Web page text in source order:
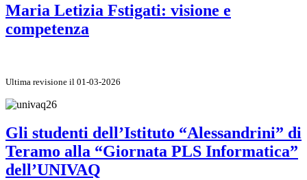
Maria Letizia Fstigati: visione e
competenza
Ultima revisione il 01-03-2026
Gli studenti dell’Istituto “Alessandrini” di
Teramo alla “Giornata PLS Informatica”
dell’UNIVAQ